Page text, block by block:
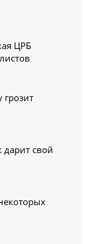
ЦРБ
грозит
дарит свой